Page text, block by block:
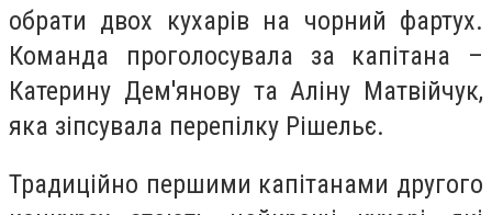
обрати двох кухарів на чорний фартух.
Команда проголосувала за капітана –
Катерину Дем'янову та Аліну Матвійчук,
яка зіпсувала перепілку Рішельє.
Традиційно першими капітанами другого